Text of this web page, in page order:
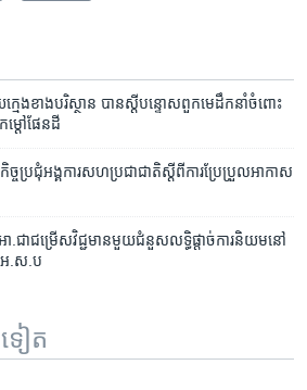
េង​ខាង​បរិស្ថាន ​បាន​ស្តីបន្ទោស​ពួក​មេដឹកនាំ​ចំពោះ​
ម្តៅ​ផែនដី
រជុំ​អង្គការ​សហប្រជាជាតិ​ស្ដី​ពី​ការ​ប្រែប្រួល​អាកាស
ា.​ជា​ជម្រើស​វិជ្ជមាន​មួយ​ជំនួស​លទ្ធិ​ផ្តាច់​ការ​និយម​​នៅ​
អ.ស.ប
ទៀត